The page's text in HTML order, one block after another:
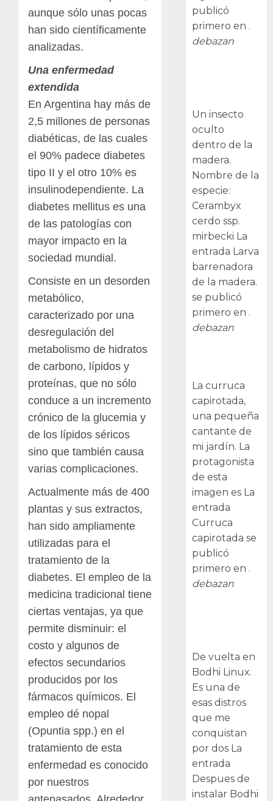
aunque sólo unas pocas
han sido científicamente
analizadas.
Una enfermedad
extendida
En Argentina hay más de
2,5 millones de personas
diabéticas, de las cuales
el 90% padece diabetes
tipo II y el otro 10% es
insulinodependiente. La
diabetes mellitus es una
de las patologías con
mayor impacto en la
sociedad mundial.
Consiste en un desorden
metabólico,
caracterizado por una
desregulación del
metabolismo de hidratos
de carbono, lípidos y
proteínas, que no sólo
conduce a un incremento
crónico de la glucemia y
de los lípidos séricos
sino que también causa
varias complicaciones.
Actualmente más de 400
plantas y sus extractos,
han sido ampliamente
utilizadas para el
tratamiento de la
diabetes. El empleo de la
medicina tradicional tiene
ciertas ventajas, ya que
permite disminuir: el
costo y algunos de
efectos secundarios
producidos por los
fármacos químicos. El
empleo dé nopal
(Opuntia spp.) en el
tratamiento de esta
enfermedad es conocido
por nuestros
publicó
primero en .
debazan
Un insecto
oculto
dentro de la
madera.
Nombre de la
especie:
Cerambyx
cerdo ssp.
mirbecki La
entrada Larva
barrenadora
de la madera.
se publicó
primero en .
debazan
La curruca
capirotada,
una pequeña
cantante de
mi jardín. La
protagonista
de esta
imagen es La
entrada
Curruca
capirotada se
publicó
primero en .
debazan
De vuelta en
Bodhi Linux.
Es una de
esas distros
que me
conquistan
por dos La
entrada
Despues de
instalar Bodhi